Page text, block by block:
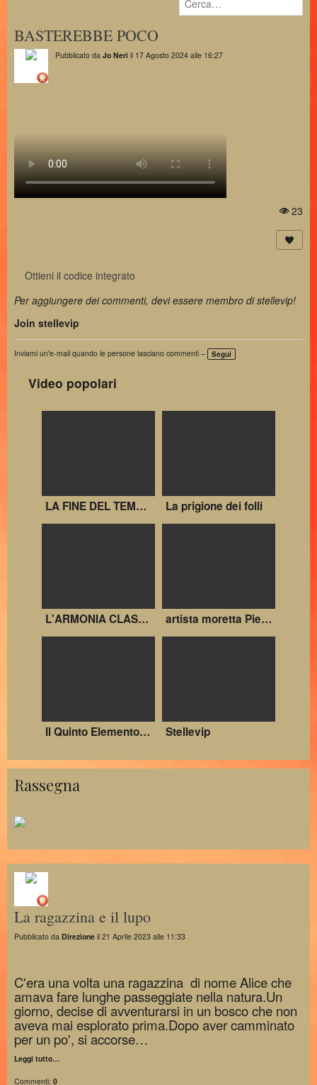
BASTEREBBE POCO
Pubblicato da Jo Neri il 17 Agosto 2024 alle 16:27
st
23
Ottieni il codice integrato
Per aggiungere dei commenti, devi essere membro di stellevip!
Join stellevip
Inviami un'e-mail quando le persone lasciano commenti – Segui
Video popolari
LA FINE DEL TEMPORALE La prigione dei folli
L'ARMONIA CLASSICA SUBLIMA L'IMMAGINARIO - ARTISTA CARAVAGGIO - PIETRO MORETTA - MAISON D'ART artista moretta Pietro ritratto padre pio
Il Quinto Elemento Film completo in italiano. Stellevip
Rassegna
La ragazzina e il lupo
Pubblicato da Direzione il 21 Aprile 2023 alle 11:33
C'era una volta una ragazzina di nome Alice che
amava fare lunghe passeggiate nella natura.Un
giorno, decise di avventurarsi in un bosco che non
aveva mai esplorato prima.Dopo aver camminato
per un po', si accorse…
Leggi tutto…
Commenti: 0